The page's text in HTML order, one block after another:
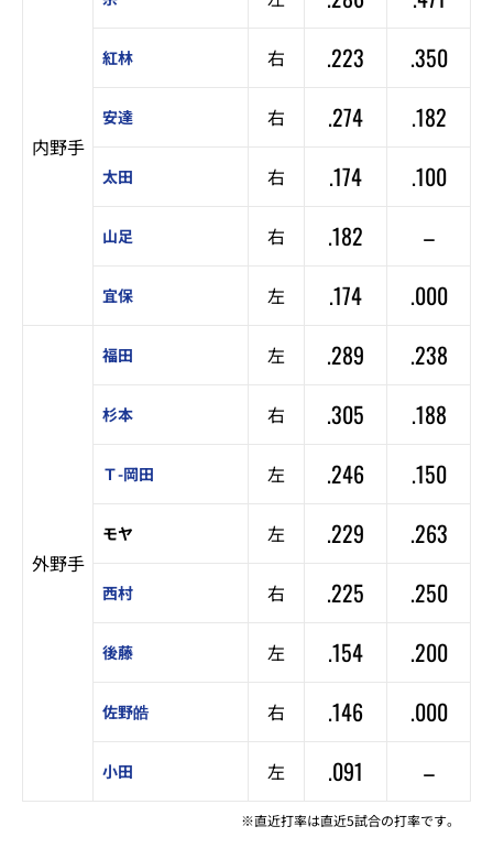
内野手
紅林 右 .223 .350
安達 右 .274 .182
太田 右 .174 .100
山足 右 .182 –
宜保 左 .174 .000
外野手
福田 左 .289 .238
杉本 右 .305 .188
Ｔ-岡田 左 .246 .150
モヤ 左 .229 .263
西村 右 .225 .250
後藤 左 .154 .200
佐野皓 右 .146 .000
小田 左 .091 –
※直近打率は直近5試合の打率です。